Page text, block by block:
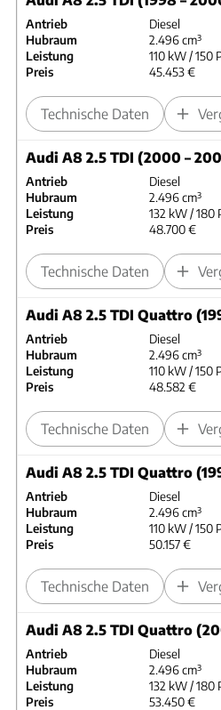
Antrieb
Diesel
Hubraum
2.496 cm³
Leistung
110 kW / 150
Preis
45.453 €
Technische Daten
Audi A8 2.5 TDI (2000 –
Antrieb
Diesel
Hubraum
2.496 cm³
Leistung
132 kW / 180
Preis
48.700 €
Technische Daten
Audi A8 2.5 TDI Quattro
Antrieb
Diesel
Hubraum
2.496 cm³
Leistung
110 kW / 150
Preis
48.582 €
Technische Daten
Audi A8 2.5 TDI Quattro
Antrieb
Diesel
Hubraum
2.496 cm³
Leistung
110 kW / 150
Preis
50.157 €
Technische Daten
Audi A8 2.5 TDI Quattro
Antrieb
Diesel
Hubraum
2.496 cm³
Leistung
132 kW / 180
Preis
53.450 €